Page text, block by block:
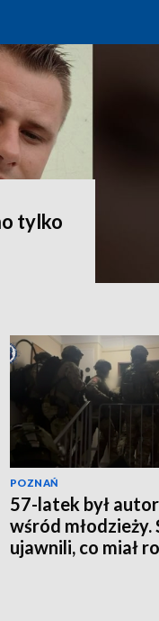
tylko
POZNAŃ
57-latek był
wśród młodzieży.
ujawnili, co miał